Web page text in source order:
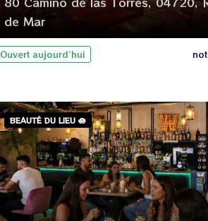
de Mar
Ouvert aujourd’hui
BEAUTÉ DU LIEU 🪷